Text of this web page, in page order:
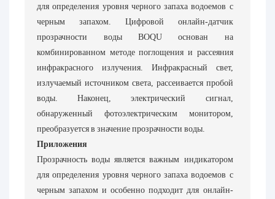
для определения уровня черного запаха водоемов с
черным запахом. Цифровой онлайн-датчик
прозрачности воды BOQU основан на
комбинированном методе поглощения и рассеяния
инфракрасного излучения. Инфракрасный свет,
излучаемый источником света, рассеивается пробой
воды. Наконец, электрический сигнал,
обнаруженный фотоэлектрическим монитором,
преобразуется в значение прозрачности воды.
Приложения
Прозрачность воды является важным индикатором
для определения уровня черного запаха водоемов с
черным запахом и особенно подходит для онлайн-